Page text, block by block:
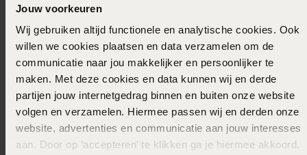
Jouw voorkeuren
Wij gebruiken altijd functionele en analytische cookies. Ook
willen we cookies plaatsen en data verzamelen om de
communicatie naar jou makkelijker en persoonlijker te
maken. Met deze cookies en data kunnen wij en derde
partijen jouw internetgedrag binnen en buiten onze website
volgen en verzamelen. Hiermee passen wij en derden onze
website, advertenties en communicatie aan jouw interesses
aan. Door op ‘accepteren’ te klikken ga je hiermee akkoord.
fantasiearmband voor dames
50 00 3900
Anderen kochten ook